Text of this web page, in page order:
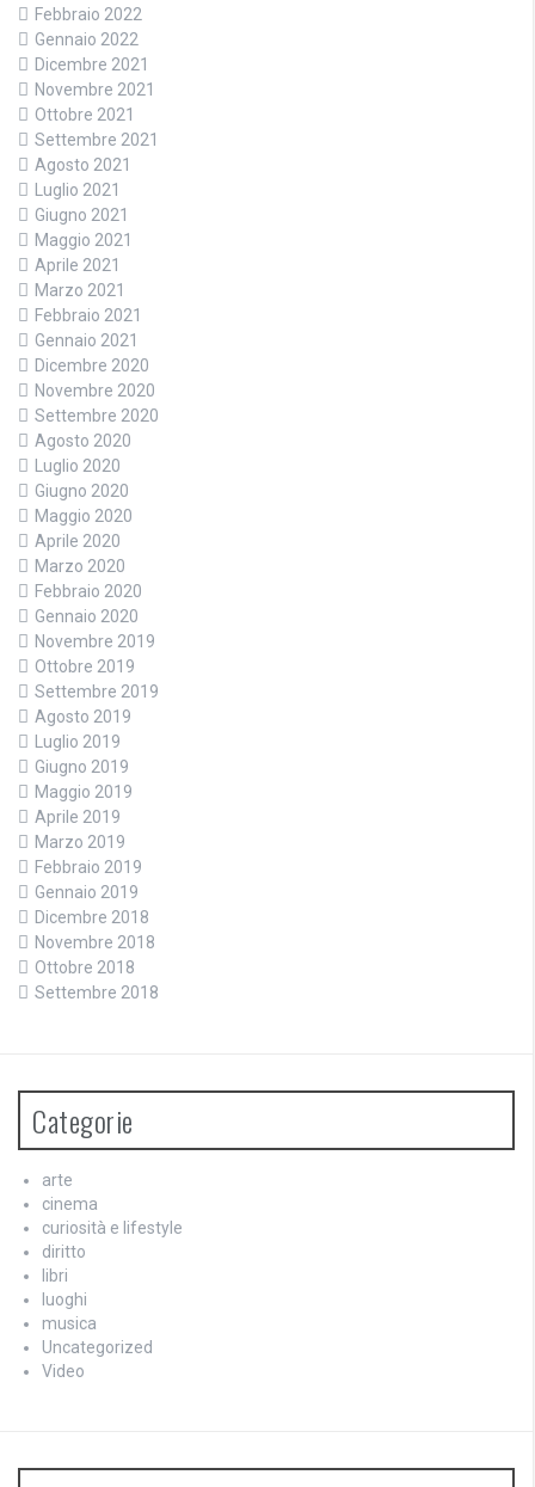
Febbraio 2022
Gennaio 2022
Dicembre 2021
Novembre 2021
Ottobre 2021
Settembre 2021
Agosto 2021
Luglio 2021
Giugno 2021
Maggio 2021
Aprile 2021
Marzo 2021
Febbraio 2021
Gennaio 2021
Dicembre 2020
Novembre 2020
Settembre 2020
Agosto 2020
Luglio 2020
Giugno 2020
Maggio 2020
Aprile 2020
Marzo 2020
Febbraio 2020
Gennaio 2020
Novembre 2019
Ottobre 2019
Settembre 2019
Agosto 2019
Luglio 2019
Giugno 2019
Maggio 2019
Aprile 2019
Marzo 2019
Febbraio 2019
Gennaio 2019
Dicembre 2018
Novembre 2018
Ottobre 2018
Settembre 2018
Categorie
arte
cinema
curiosità e lifestyle
diritto
libri
luoghi
musica
Uncategorized
Video